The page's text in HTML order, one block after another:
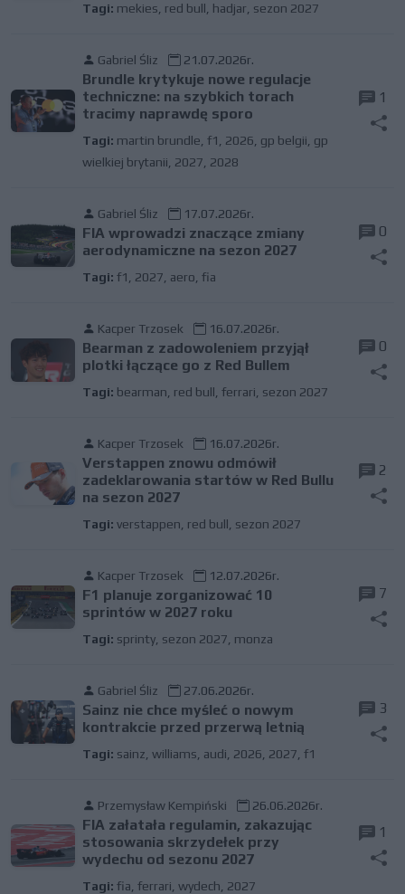
Tagi: mekies red bull hadjar sezon 2027
Gabriel Śliz 21.07.2026r.
Brundle krytykuje nowe regulacje
techniczne: na szybkich torach
tracimy naprawdę sporo
Tagi: martin brundle f1 2026 gp belgii gp
wielkiej brytanii 2027 2028
1
Gabriel Śliz 17.07.2026r.
FIA wprowadzi znaczące zmiany
aerodynamiczne na sezon 2027
Tagi: f1 2027 aero fia
0
Kacper Trzosek 16.07.2026r.
Bearman z zadowoleniem przyjął
plotki łączące go z Red Bullem
Tagi: bearman red bull ferrari sezon 2027
0
Kacper Trzosek 16.07.2026r.
Verstappen znowu odmówił
zadeklarowania startów w Red Bullu
na sezon 2027
Tagi: verstappen red bull sezon 2027
2
Kacper Trzosek 12.07.2026r.
F1 planuje zorganizować 10
sprintów w 2027 roku
Tagi: sprinty, sezon 2027 monza
7
Gabriel Śliz 27.06.2026r.
Sainz nie chce myśleć o nowym
kontrakcie przed przerwą letnią
Tagi: sainz williams audi 2026 2027 f1
3
Przemysław Kempiński 26.06.2026r.
FIA załatała regulamin, zakazując
stosowania skrzydełek przy
wydechu od sezonu 2027
Tagi: fia ferrari wydech 2027
1